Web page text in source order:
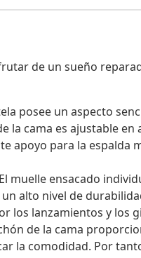
de un sueño
posee un aspecto
la cama es ajustable
apoyo para la espalda
muelle ensacado
alto nivel de
los lanzamientos y los
de la cama
la comodidad. Por